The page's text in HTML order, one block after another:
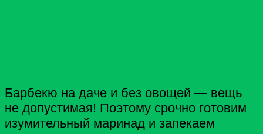
Барбекю на даче и без овощей — вещь
не допустимая! Поэтому срочно готовим
изумительный маринад и запекаем